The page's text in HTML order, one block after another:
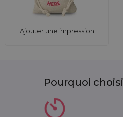
Ajouter une impression
Pourquoi